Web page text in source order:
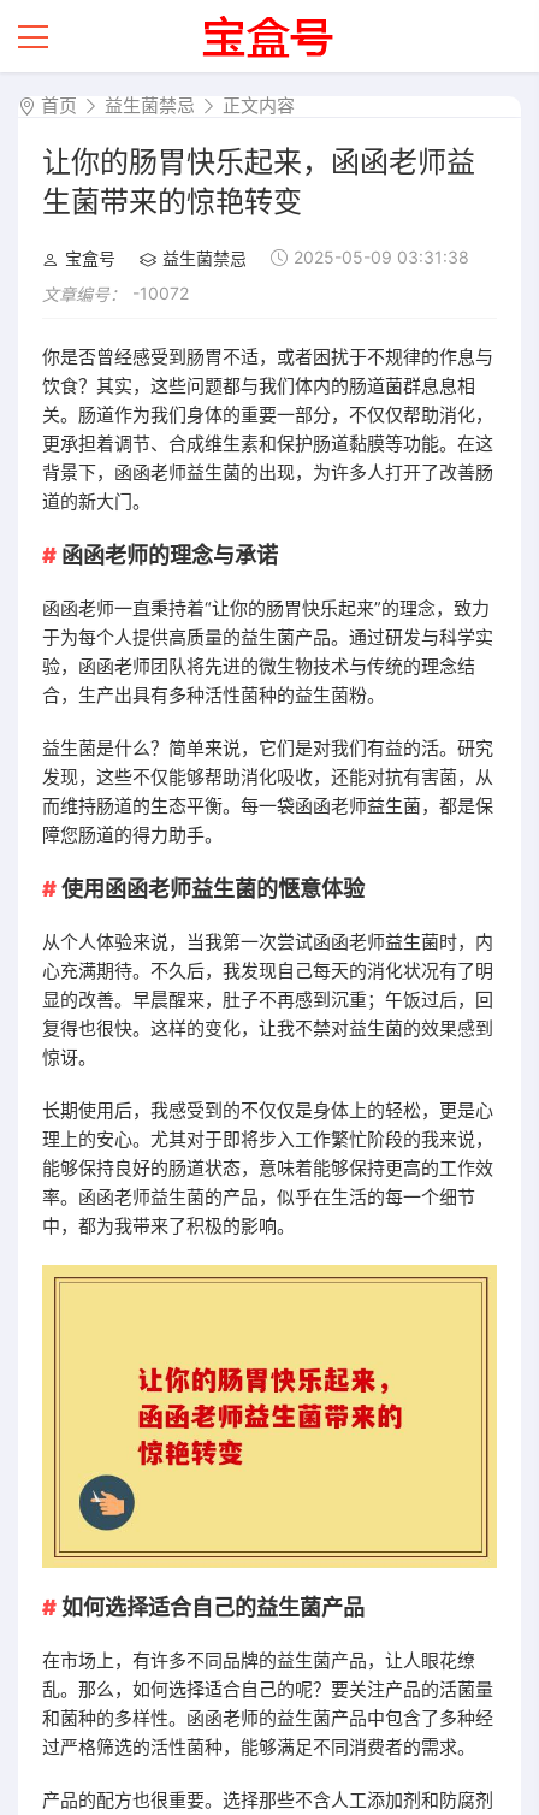
首页 益生菌禁忌 正文内容
让你的肠胃快乐起来，函函老师益
生菌带来的惊艳转变
宝盒号 益生菌禁忌
2025-05-09 03:31:38
文章编号：
-10072
你是否曾经感受到肠胃不适，或者困扰于不规律的作息与
饮食？其实，这些问题都与我们体内的肠道菌群息息相
关。肠道作为我们身体的重要一部分，不仅仅帮助消化，
更承担着调节、合成维生素和保护肠道黏膜等功能。在这
背景下，函函老师益生菌的出现，为许多人打开了改善肠
道的新大门。
函函老师的理念与承诺
函函老师一直秉持着“让你的肠胃快乐起来”的理念，致力
于为每个人提供高质量的益生菌产品。通过研发与科学实
验，函函老师团队将先进的微生物技术与传统的理念结
合，生产出具有多种活性菌种的益生菌粉。
益生菌是什么？简单来说，它们是对我们有益的活。研究
发现，这些不仅能够帮助消化吸收，还能对抗有害菌，从
而维持肠道的生态平衡。每一袋函函老师益生菌，都是保
障您肠道的得力助手。
使用函函老师益生菌的惬意体验
从个人体验来说，当我第一次尝试函函老师益生菌时，内
心充满期待。不久后，我发现自己每天的消化状况有了明
显的改善。早晨醒来，肚子不再感到沉重；午饭过后，回
复得也很快。这样的变化，让我不禁对益生菌的效果感到
惊讶。
长期使用后，我感受到的不仅仅是身体上的轻松，更是心
理上的安心。尤其对于即将步入工作繁忙阶段的我来说，
能够保持良好的肠道状态，意味着能够保持更高的工作效
率。函函老师益生菌的产品，似乎在生活的每一个细节
中，都为我带来了积极的影响。
如何选择适合自己的益生菌产品
在市场上，有许多不同品牌的益生菌产品，让人眼花缭
乱。那么，如何选择适合自己的呢？要关注产品的活菌量
和菌种的多样性。函函老师的益生菌产品中包含了多种经
过严格筛选的活性菌种，能够满足不同消费者的需求。
产品的配方也很重要。选择那些不含人工添加剂和防腐剂